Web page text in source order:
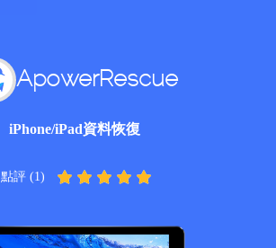
ApowerRescue
iPhone/iPad資料恢復
點評 (1)